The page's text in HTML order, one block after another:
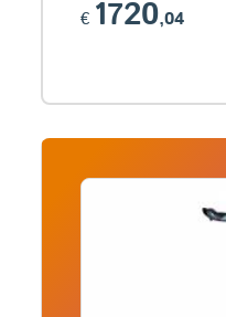
€ 1720,04